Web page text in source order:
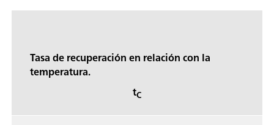
Tasa de recuperación en relación con la
temperatura.
tC